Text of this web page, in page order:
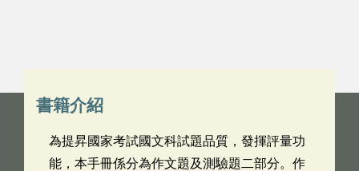
書籍介紹
為提昇國家考試國文科試題品質，發揮評量功
能，本手冊係分為作文題及測驗題二部分。作